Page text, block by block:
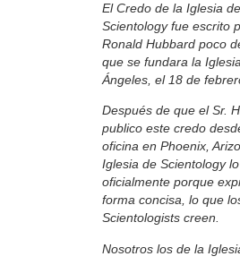
El Credo de la Iglesia de
Scientology fue escrito
Ronald Hubbard poco
que se fundara la
Ángeles, el 18 de
Después de que el Sr.
publico este credo
oficina en Phoenix,
Iglesia de Scientology
oficialmente porque
forma concisa, lo que
Scientologists creen.
Nosotros los de la